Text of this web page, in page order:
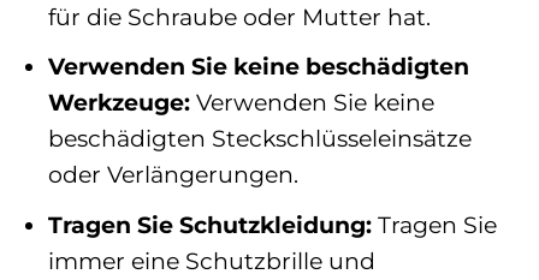
für die Schraube oder Mutter hat.
Verwenden Sie keine beschädigten
Werkzeuge:Verwenden Sie keine
beschädigten Steckschlüsseleinsätze
oder Verlängerungen.
Tragen Sie Schutzkleidung:Tragen Sie
immer eine Schutzbrille und